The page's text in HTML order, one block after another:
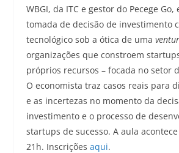
WBGI, da ITC e gestor do Pecege
tomada de decisão de investimento
tecnológico sob a ótica de uma
organizações que constroem
próprios recursos – focada no setor
O economista traz casos reais para
e as incertezas no momento da
investimento e o processo de
startups de sucesso. A aula
21h. Inscrições aqui.